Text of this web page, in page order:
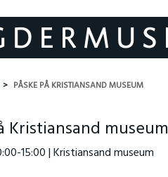
PÅSKE PÅ KRISTIANSAND MUSEUM
Kristiansand museum
15:00 | Kristiansand museum